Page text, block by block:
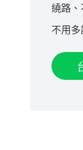
繞路
不用多